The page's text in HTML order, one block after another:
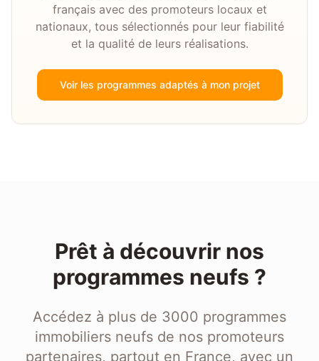
français avec des promoteurs locaux et
nationaux, tous sélectionnés pour leur fiabilité
et la qualité de leurs réalisations.
Voir les programmes adaptés à mon projet
Prêt à découvrir nos
programmes neufs ?
Accédez à plus de 3000 programmes
immobiliers neufs de nos promoteurs
partenaires, partout en France, avec un